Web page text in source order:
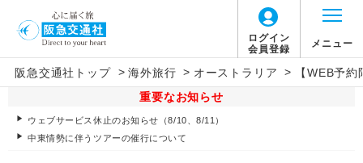
ログイン
会員登録
メニュー
阪急交通社トップ > 海外旅行 > オーストラリア >
【WEB予
重要なお知らせ
ウェブサービス休止のお知らせ（8/10、8/11）
中東情勢に伴うツアーの催行について